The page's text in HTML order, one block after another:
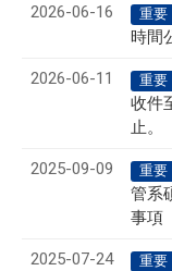
2026-06-16 重要
時間
2026-06-11 重要
收件
止。
2025-09-09 重要
管系
事項
2025-07-24 重要